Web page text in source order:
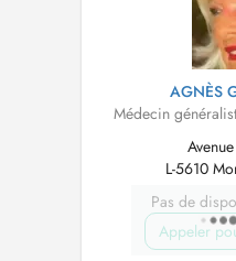
AGNÈS
Médecin
L-5610
Pas de
Appeler